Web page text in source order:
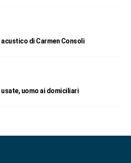
di Carmen Consoli
uomo ai domiciliari